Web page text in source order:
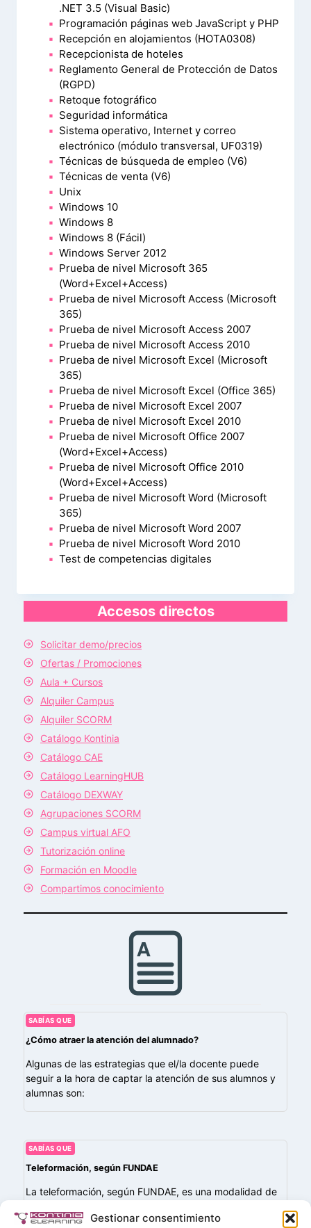
Gestionar consentimiento
.NET 3.5 (Visual Basic)
Programación páginas web JavaScript y PHP
Recepción en alojamientos (HOTA0308)
Recepcionista de hoteles
Reglamento General de Protección de Datos
(RGPD)
Retoque fotográfico
Seguridad informática
Sistema operativo, Internet y correo
electrónico (módulo transversal, UF0319)
Técnicas de búsqueda de empleo (V6)
Técnicas de venta (V6)
Unix
Windows 10
Windows 8
Windows 8 (Fácil)
Windows Server 2012
Prueba de nivel Microsoft 365
(Word+Excel+Access)
Prueba de nivel Microsoft Access (Microsoft
365)
Prueba de nivel Microsoft Access 2007
Prueba de nivel Microsoft Access 2010
Prueba de nivel Microsoft Excel (Microsoft
365)
Prueba de nivel Microsoft Excel (Office 365)
Prueba de nivel Microsoft Excel 2007
Prueba de nivel Microsoft Excel 2010
Prueba de nivel Microsoft Office 2007
(Word+Excel+Access)
Prueba de nivel Microsoft Office 2010
(Word+Excel+Access)
Prueba de nivel Microsoft Word (Microsoft
365)
Prueba de nivel Microsoft Word 2007
Prueba de nivel Microsoft Word 2010
Test de competencias digitales
Accesos directos
Solicitar demo/precios
Ofertas / Promociones
Aula + Cursos
Alquiler Campus
Alquiler SCORM
Catálogo Kontinia
Catálogo CAE
Catálogo LearningHUB
Catálogo DEXWAY
Agrupaciones SCORM
Campus virtual AFO
Tutorización online
Formación en Moodle
Compartimos conocimiento
SABÍAS QUE
¿Cómo atraer la atención del alumnado?
Algunas de las estrategias que el/la docente puede
seguir a la hora de captar la atención de sus alumnos y
alumnas son:
SABÍAS QUE
Teleformación, según FUNDAE
La teleformación, según FUNDAE, es una modalidad de
una plataforma virtual de aprendizaje, sin necesidad de